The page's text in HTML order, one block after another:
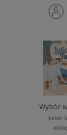
Wybór
Julian